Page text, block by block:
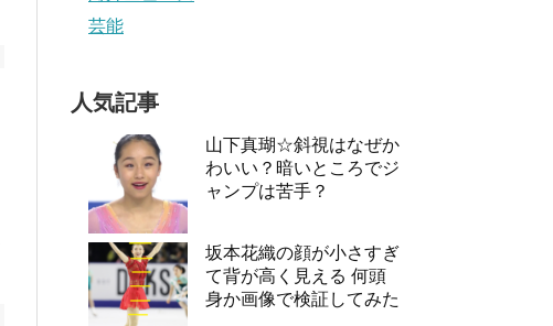
芸能
人気記事
山下真瑚☆斜視はなぜか
わいい？暗いところでジ
ャンプは苦手？
坂本花織の顔が小さすぎ
て背が高く見える 何頭
身か画像で検証してみた